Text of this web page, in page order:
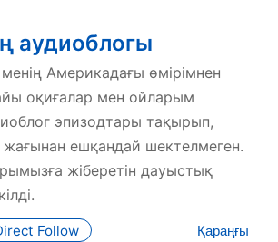
аудиоблогы
Америкадағы өмірімнен
оқиғалар мен ойларым
эпизодтары тақырып,
ешқандай шектелмеген.
жіберетін дауыстық
Follow Қараңғы